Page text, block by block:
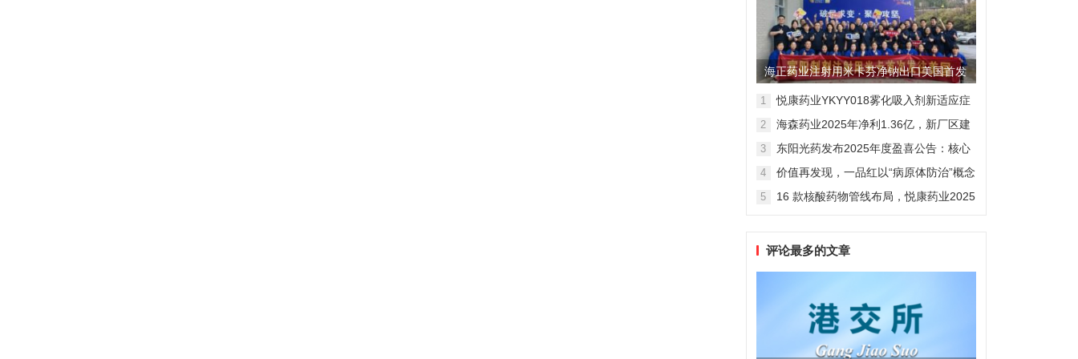
海正药业注射用米卡芬净钠出口美国首发
制剂全球化迈出关键一步
1
悦康药业YKYY018雾化吸入剂新适应症
感染防治
2
海森药业2025年净利1.36亿，新厂区建
3
东阳光药发布2025年度盈喜公告：核心
维度
4
价值再发现，一品红以“病原体防治”概念
5
16 款核酸药物管线布局，悦康药业2025
评论最多的文章